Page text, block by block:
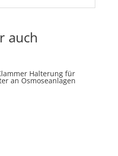
auch
Halterung für
an Osmoseanlagen